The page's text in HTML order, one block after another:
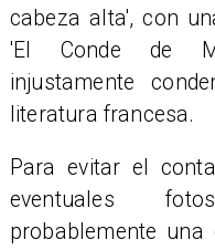
cabeza alta', con
'El Conde de
injustamente
literatura francesa.
Para evitar el
eventuales
probablemente